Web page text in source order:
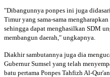
"Dibangunnya ponpes ini juga
Timur yang sama-sama
sehingga dapat menghasilkan SDM
membangun daerah," ungkapnya.
Diakhir sambutannya juga dia
Gubernur Sumsel yang telah
batu pertama Ponpes Tahfizh Al-